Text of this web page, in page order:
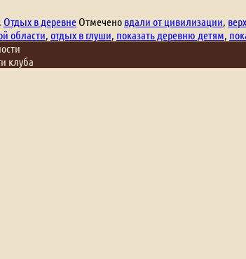
Отдых в деревне Отмечено вдали от цивилизации
области отдых в глуши показать деревню детям
клуба